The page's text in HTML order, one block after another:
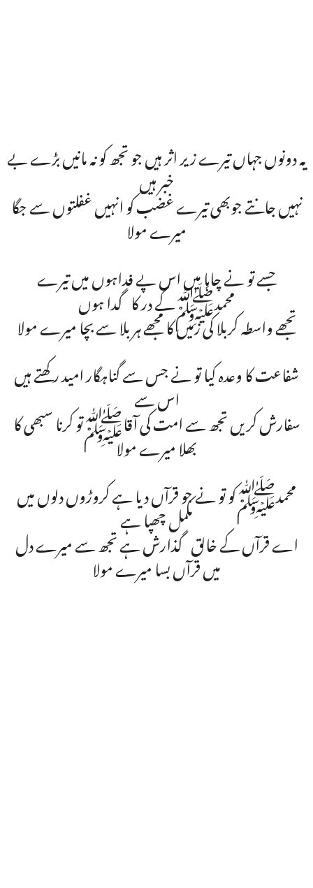
یہ دونوں جہاں تیرے زیر اثر ہیں جو تجھ کو نہ مانیں بڑے بے
خبر ہیں
نہیں جانتے جوبھی تیرے غضب کو انہیں غفلتوں سے جگا
میرے مولا
جسے تو نے چاہا میں اس پے فداہوں میں تیرے
محمدﷺکے در کا گدا ہوں
تجھے واسطہ کربلا کی زمیں کا مجھے ہر بلا سے بچا میرے مولا
شفاعت کا وعدہ کیا تو نے جس سے گناہگار امید رکھتے ہیں
اس سے
سفارش کریں تجھ سے امت کی آقاﷺتو کرنا سبھی کا
بھلا میرے مولا
محمدﷺکو تو نے جو قرآں دیا ہے کروڑوں دلوں میں
مکمل چھپا ہے
اے قرآں کے خالق گذارش ہے تجھ سے میرے دل
میں قرآں بسا میرے مولا